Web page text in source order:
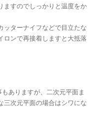
ますのでしっかりと温度をか
ッターナイフなどで目立たな
ロンで再接着しますと大抵落
ありますが、二次元平面ま
三次元平面の場合はシワにな